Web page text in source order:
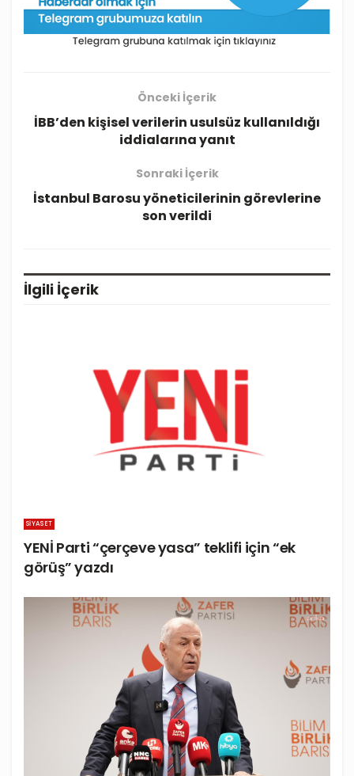
Önceki İçerik
İBB’den kişisel verilerin usulsüz kullanıldığı
iddialarına yanıt
Sonraki İçerik
İstanbul Barosu yöneticilerinin görevlerine
son verildi
İlgili İçerik
SIYASET
YENİ Parti “çerçeve yasa” teklifi için “ek
görüş” yazdı